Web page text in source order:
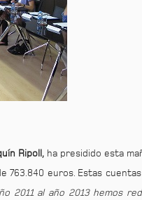
Ripoll, ha presidido esta
euros. Estas
2011 al año 2013 hemos